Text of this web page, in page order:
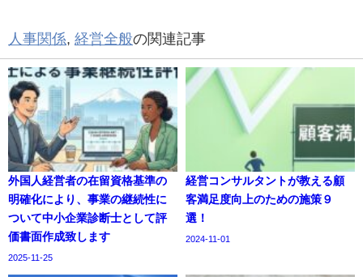
人事関係, 経営全般の関連記事
外国人経営者の在留資格基準の
明確化により、事業の継続性に
ついて中小企業診断士として評
価書面作成致します
2025-11-25
経営コンサルタントが教える顧
客満足度向上のための施策９
選！
2024-11-01